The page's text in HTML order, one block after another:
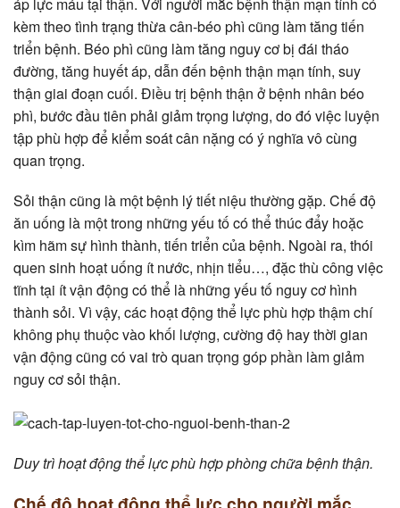
kèm theo tình trạng thừa cân-béo phì cũng làm tăng tiến
triển bệnh. Béo phì cũng làm tăng nguy cơ bị đái tháo
đường, tăng huyết áp, dẫn đến bệnh thận mạn tính, suy
thận giai đoạn cuối. Điều trị bệnh thận ở bệnh nhân béo
phì, bước đầu tiên phải giảm trọng lượng, do đó việc luyện
tập phù hợp để kiểm soát cân nặng có ý nghĩa vô cùng
quan trọng.
Sỏi thận cũng là một bệnh lý tiết niệu thường gặp. Chế độ
ăn uống là một trong những yếu tố có thể thúc đẩy hoặc
kìm hãm sự hình thành, tiến triển của bệnh. Ngoài ra, thói
quen sinh hoạt uống ít nước, nhịn tiểu…, đặc thù công việc
tĩnh tại ít vận động có thể là những yếu tố nguy cơ hình
thành sỏi. Vì vậy, các hoạt động thể lực phù hợp thậm chí
không phụ thuộc vào khối lượng, cường độ hay thời gian
vận động cũng có vai trò quan trọng góp phần làm giảm
nguy cơ sỏi thận.
Duy trì hoạt động thể lực phù hợp phòng chữa bệnh thận.